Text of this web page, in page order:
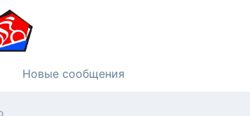
Новые сообщения